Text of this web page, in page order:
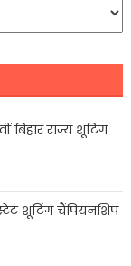
बिहार राज्य शूटिंग
स्टेट शूटिंग चैंपियनशिप